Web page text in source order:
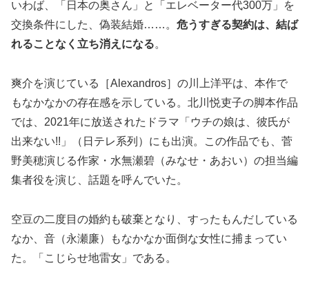
いわば、「日本の奥さん」と「エレベーター代300万」を
交換条件にした、偽装結婚……。 危うすぎる契約は、結ば
れることなく立ち消えになる。
爽介を演じている［Alexandros］の川上洋平は、本作で
もなかなかの存在感を示している。北川悦吏子の脚本作品
では、2021年に放送されたドラマ「ウチの娘は、彼氏が
出来ない!!」（日テレ系列）にも出演。この作品でも、菅
野美穂演じる作家・水無瀬碧（みなせ・あおい）の担当編
集者役を演じ、話題を呼んでいた。
空豆の二度目の婚約も破棄となり、すったもんだしている
なか、音（永瀬廉）もなかなか面倒な女性に捕まってい
た。「こじらせ地雷女」である。